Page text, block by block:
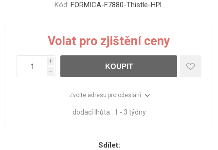
Kód: FORMICA-F7880-Thistle-HPL
Volat pro zjištění ceny
i
h
KOUPIT
Zvolte adresu pro odeslání
dodací lhůta : 1 - 3 týdny
Sdílet: